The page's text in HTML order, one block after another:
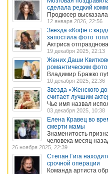
сделала редкий
Продюсер
12 января 2026, 22:56
Звезда «Кофе с
запостила фото
Актриса
19 декабря 2025, 22:13
Жених Даши
романтическим фото
Владимир Бражко
10 декабря 2025, 22:36
Звезда «Женского
считает лучшим
Чье имя назвал
03 декабря 2025, 10:38
Елена Кравец во
смерти мамы
Знаменитость
человека месяц
26 ноября 2025, 22:39
Степан Гига
срочной операции
Команда артиста